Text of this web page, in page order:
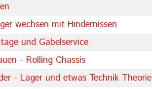
wechsen mit Hindernissen
und Gabelservice
- Rolling Chassis
- Lager und etwas Technik Theorie